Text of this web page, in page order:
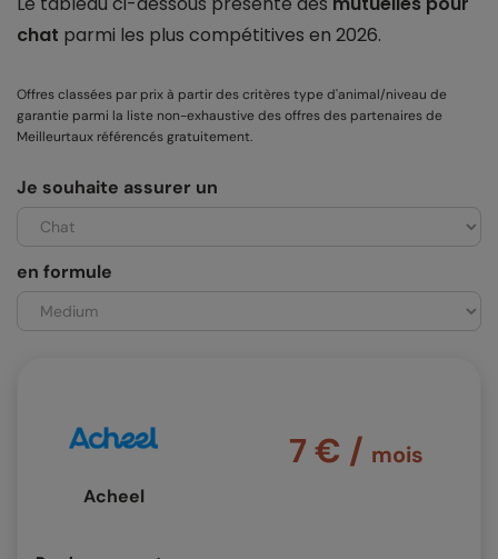
chat parmi les plus compétitives en 2026.
Offres classées par prix à partir des critères type d'animal/niveau de
garantie parmi la liste non-exhaustive des offres des partenaires de
Meilleurtaux référencés gratuitement.
Je souhaite assurer un
en formule
Acheel
7 € / mois